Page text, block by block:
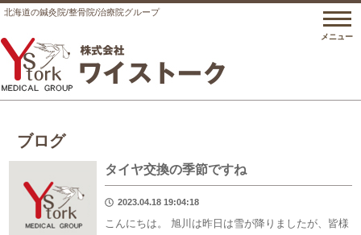
北海道の鍼灸院/整骨院/治療院グループ
メニュー
ブログ
タイヤ交換の季節ですね
2023.04.18 19:04:18
こんにちは。 旭川は昨日は雪が降りましたが、皆様